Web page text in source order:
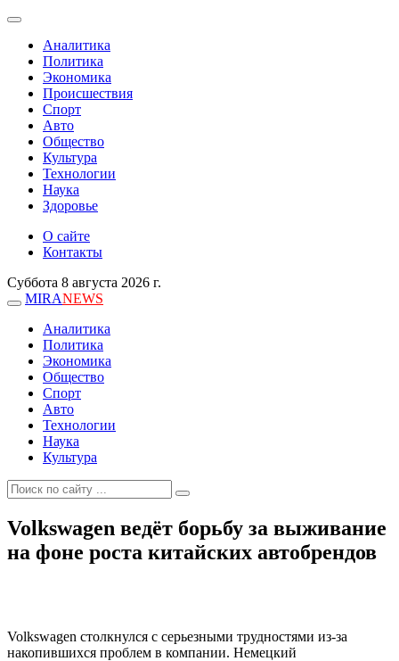
Аналитика
Политика
Экономика
Происшествия
Спорт
Авто
Общество
Культура
Технологии
Наука
Здоровье
О сайте
Контакты
Суббота 8 августа 2026 г.
MIRANEWS
Аналитика
Политика
Экономика
Общество
Спорт
Авто
Технологии
Наука
Культура
Volkswagen ведёт борьбу за выживание
на фоне роста китайских автобрендов
Volkswagen столкнулся с серьезными трудностями из-за
накопившихся проблем в компании. Немецкий